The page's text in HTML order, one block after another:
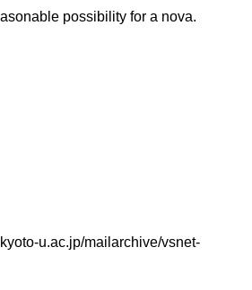
possibility for a nova.
u.ac.jp/mailarchive/vsnet-